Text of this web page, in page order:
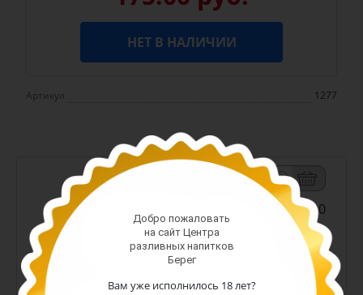
НЕТ В НАЛИЧИИ
Артикул 1277
-
+
Арт. 13300
187.00 руб.
(шт)
Добро пожаловать
на сайт Центра
разливных напитков
Берег
Вам уже исполнилось 18 лет?